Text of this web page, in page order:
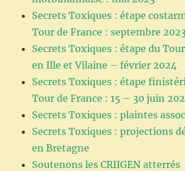
Secrets Toxiques : étape
Tour de France : septembre
Secrets Toxiques : étape du
en Ille et Vilaine – février 2024
Secrets Toxiques : étape
Tour de France : 15 – 30 juin
Secrets Toxiques : plaintes
Secrets Toxiques : projections
en Bretagne
Soutenons les CRIIGEN atterrés